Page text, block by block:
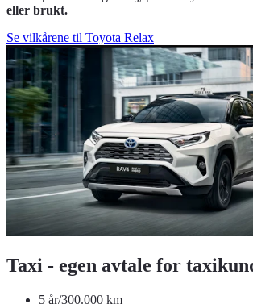
eller brukt.
Se vilkårene til Toyota Relax
Taxi - egen avtale for
5 år/300.000 km